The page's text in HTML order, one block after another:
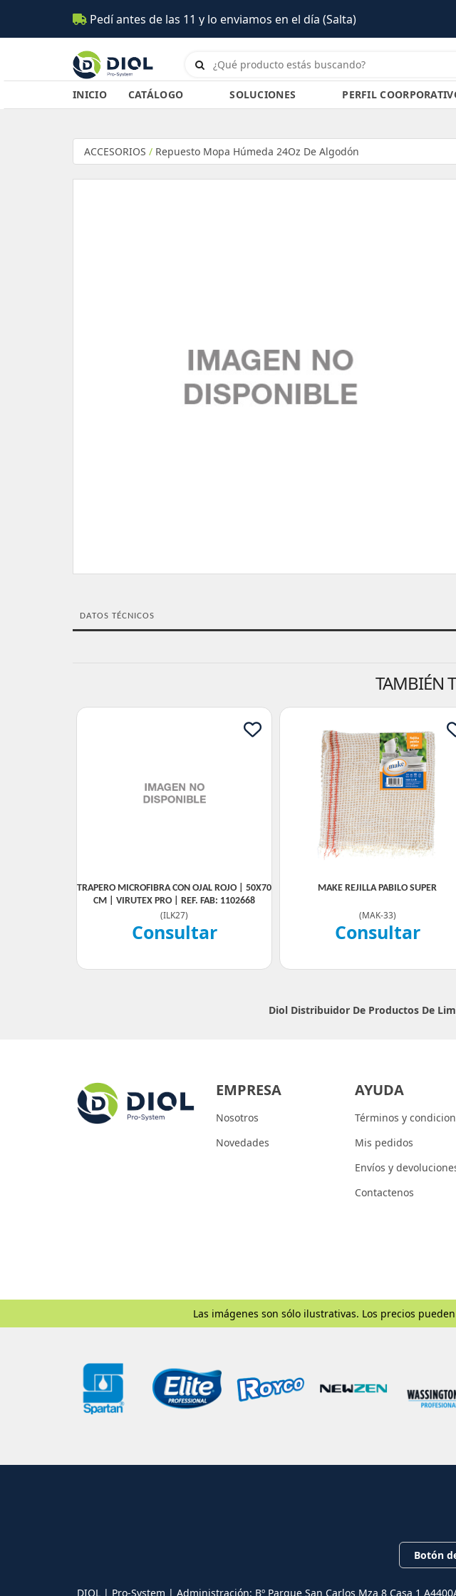
Pedí antes de las 11 y lo enviamos en el día (Salta)
INICIO CATÁLOGO SOLUCIONES PERFIL
ACCESORIOS / Repuesto Mopa Húmeda 24Oz De Algodón
DATOS TÉCNICOS
TAMBIÉN
TRAPERO MICROFIBRA CON OJAL ROJO | 50X70
CM | VIRUTEX PRO | REF. FAB: 1102668
(ILK27)
Consultar
MAKE REJILLA PABILO SUPER
(MAK-33)
Consultar
Diol Distribuidor De Productos De
EMPRESA
Nosotros
Novedades
AYUDA
Términos y
Mis pedidos
Envíos y
Contactenos
Las imágenes son sólo ilustrativas. Los precios
Botón
DIOL | Pro-System | Administración: Bº Parque San Carlos Mza 8 Casa 1